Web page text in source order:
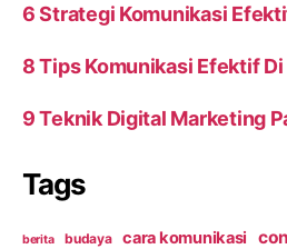
6 Strategi Komunikasi
8 Tips Komunikasi Efektif
9 Teknik Digital Marketing
Tags
berita budaya cara komunikasi